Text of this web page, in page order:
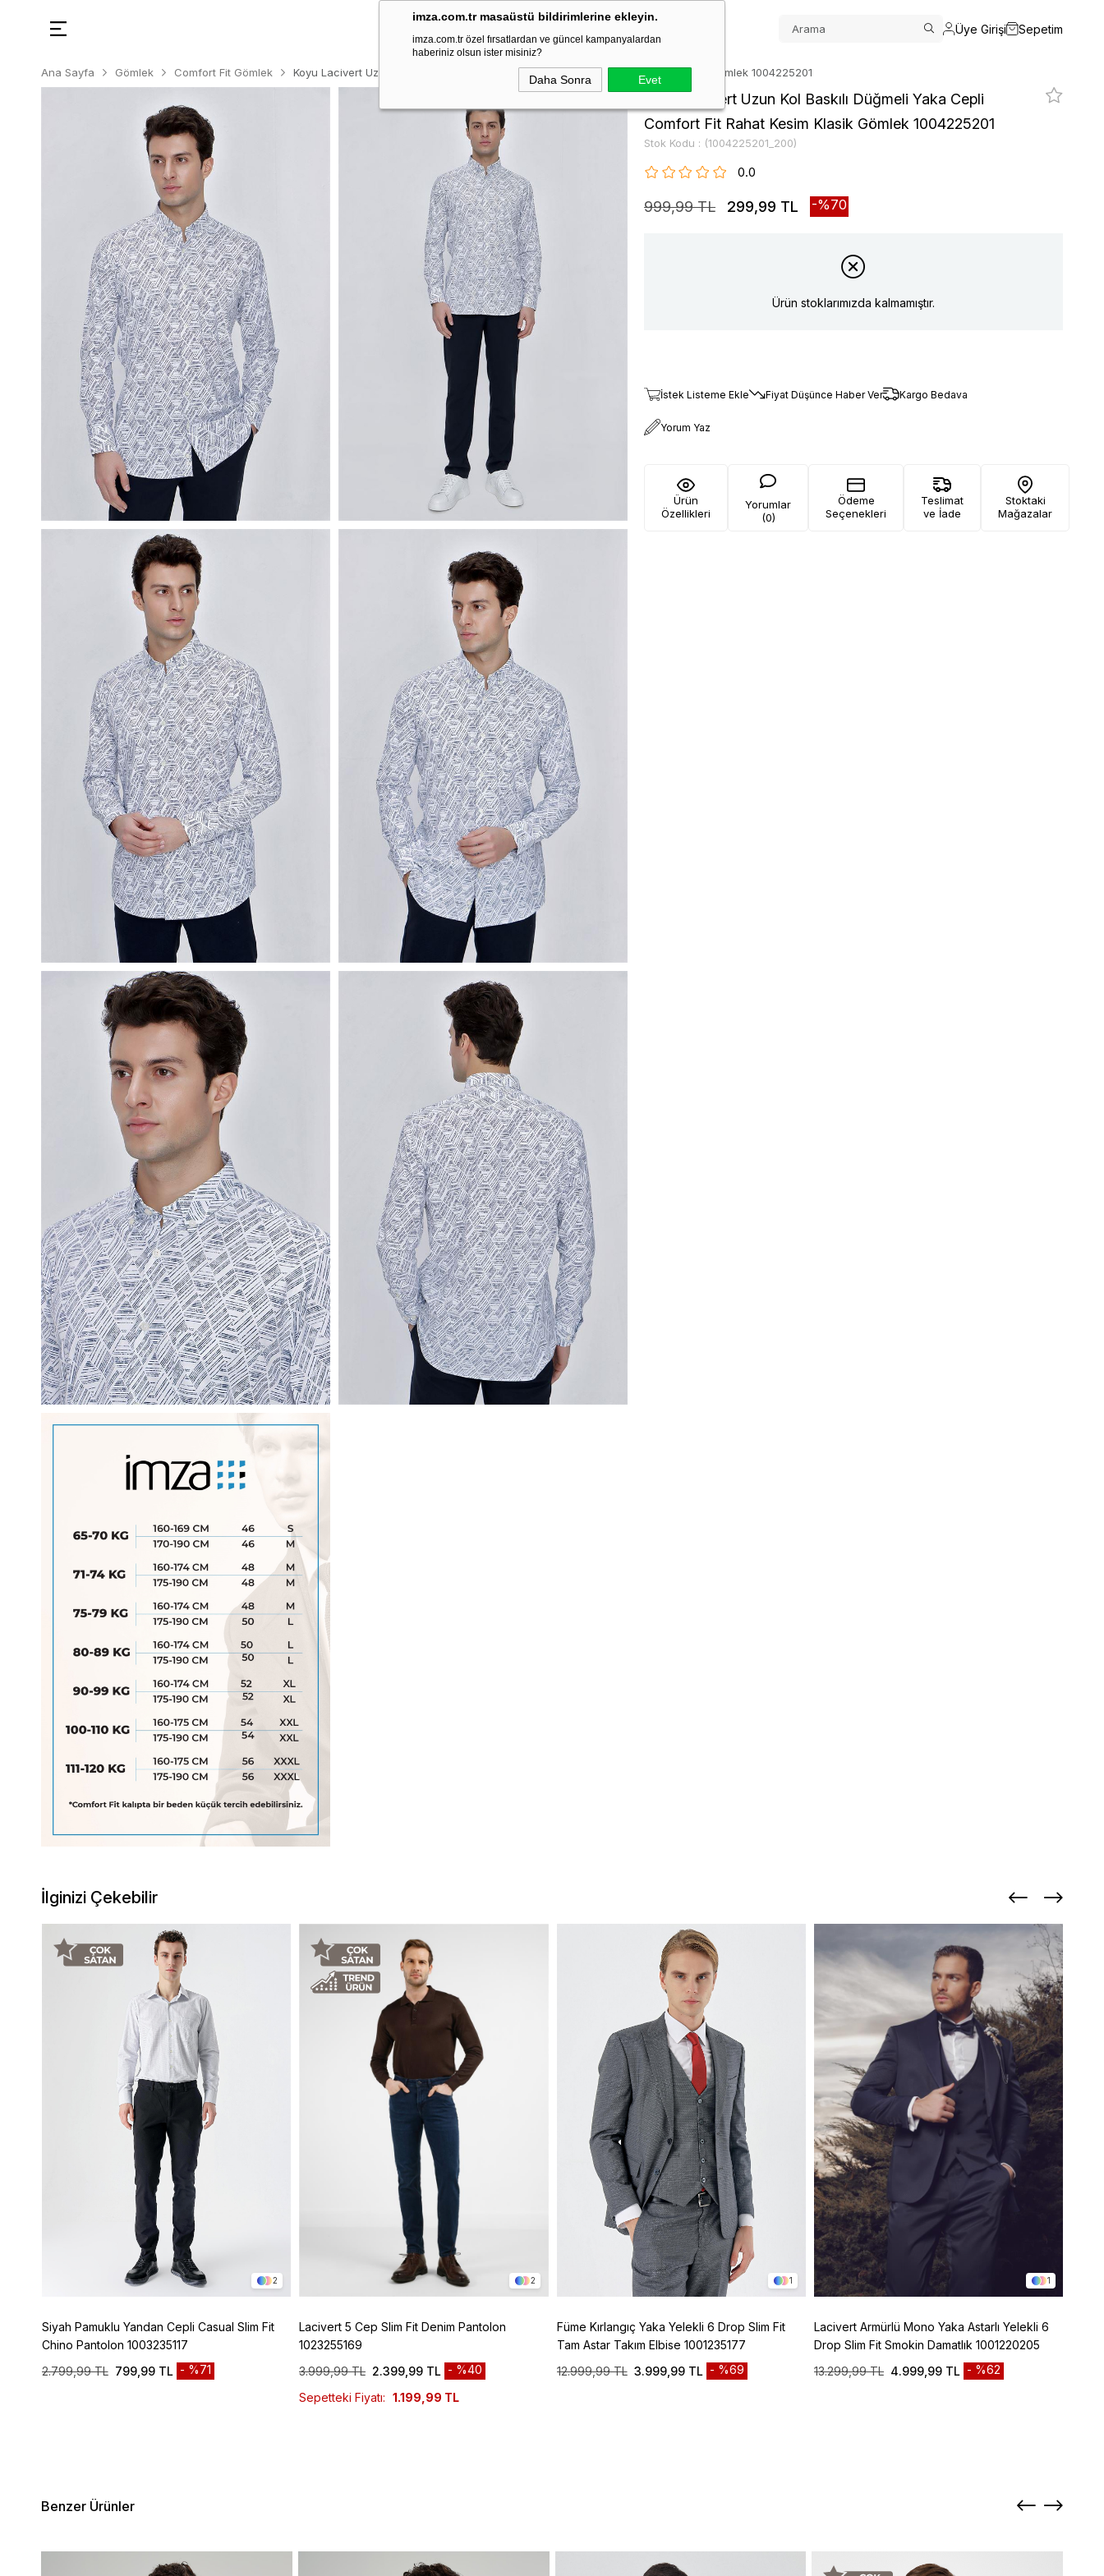
imza.com.tr masaüstü bildirimlerine ekleyin.
imza.com.tr özel fırsatlardan ve güncel kampanyalardan
haberiniz olsun ister misiniz?
Daha Sonra Evet
Üye Girişi Sepetim
Ana Sayfa Gömlek Comfort Fit Gömlek Koyu Lacivert Uzun Kol Baskılı Düğmeli Yaka Cepli Comfort Fit Rahat Kesim Klasik Gömlek 1004225201
Koyu Lacivert Uzun Kol Baskılı Düğmeli Yaka Cepli
Comfort Fit Rahat Kesim Klasik Gömlek 1004225201
Stok Kodu (1004225201_200)
0.0
999,99 TL 299,99 TL 70
Ürün stoklarımızda kalmamıştır.
İstek Listeme Ekle Fiyat Düşünce Haber Ver Kargo Bedava
Yorum Yaz
Ürün
Özellikleri
Yorumlar
(0)
Ödeme
Seçenekleri
Teslimat
ve İade
Stoktaki
Mağazalar
İlginizi Çekebilir
2
Siyah Pamuklu Yandan Cepli Casual Slim Fit
Chino Pantolon 1003235117
2.799,99 TL 799,99 TL %71
2
Lacivert 5 Cep Slim Fit Denim Pantolon
1023255169
3.999,99 TL 2.399,99 TL
%40
Sepetteki Fiyatı: 1.199,99 TL
1
Füme Kırlangıç Yaka Yelekli 6 Drop Slim Fit
Tam Astar Takım Elbise 1001235177
12.999,99 TL 3.999,99 TL %69
1
Lacivert Armürlü Mono Yaka Astarlı Yelekli 6
Drop Slim Fit Smokin Damatlık 1001220205
13.299,99 TL 4.999,99 TL %62
Benzer Ürünler